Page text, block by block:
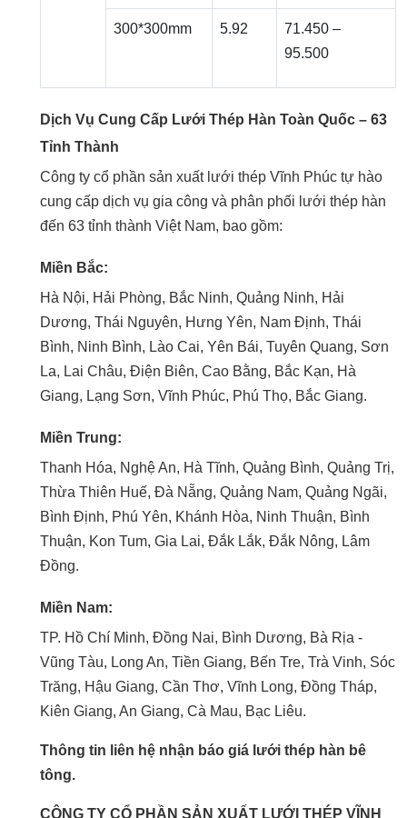
300*300mm 5.92
71.450 –
95.500
Dịch Vụ Cung Cấp Lưới Thép Hàn Toàn Quốc – 63
Tỉnh Thành
Công ty cổ phần sản xuất lưới thép Vĩnh Phúc tự hào
cung cấp dịch vụ gia công và phân phối lưới thép hàn
đến 63 tỉnh thành Việt Nam, bao gồm:
Miền Bắc:
Hà Nội, Hải Phòng, Bắc Ninh, Quảng Ninh, Hải
Dương, Thái Nguyên, Hưng Yên, Nam Định, Thái
Bình, Ninh Bình, Lào Cai, Yên Bái, Tuyên Quang, Sơn
La, Lai Châu, Điện Biên, Cao Bằng, Bắc Kạn, Hà
Giang, Lạng Sơn, Vĩnh Phúc, Phú Thọ, Bắc Giang.
Miền Trung:
Thanh Hóa, Nghệ An, Hà Tĩnh, Quảng Bình, Quảng Trị,
Thừa Thiên Huế, Đà Nẵng, Quảng Nam, Quảng Ngãi,
Bình Định, Phú Yên, Khánh Hòa, Ninh Thuận, Bình
Thuận, Kon Tum, Gia Lai, Đắk Lắk, Đắk Nông, Lâm
Đồng.
Miền Nam:
TP. Hồ Chí Minh, Đồng Nai, Bình Dương, Bà Rịa -
Vũng Tàu, Long An, Tiền Giang, Bến Tre, Trà Vinh, Sóc
Trăng, Hậu Giang, Cần Thơ, Vĩnh Long, Đồng Tháp,
Kiên Giang, An Giang, Cà Mau, Bạc Liêu.
Thông tin liên hệ nhận báo giá lưới thép hàn bê
tông.
CÔNG TY CỔ PHẦN SẢN XUẤT LƯỚI THÉP VĨNH